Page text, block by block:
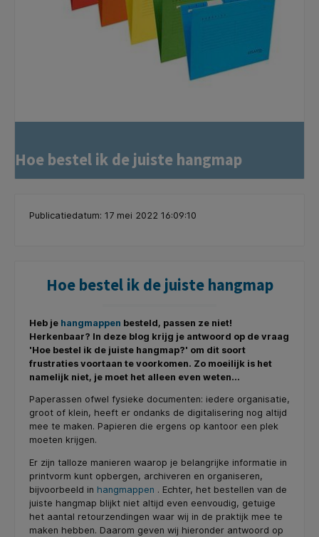
Hoe bestel ik de juiste hangmap
Publicatiedatum: 17 mei 2022 16:09:10
Hoe bestel ik de juiste hangmap
Heb je hangmappen besteld, passen ze niet!
Herkenbaar? In deze blog krijg je antwoord op de vraag
'Hoe bestel ik de juiste hangmap?' om dit soort
frustraties voortaan te voorkomen. Zo moeilijk is het
namelijk niet, je moet het alleen even weten...
Paperassen ofwel fysieke documenten: iedere organisatie,
groot of klein, heeft er ondanks de digitalisering nog altijd
mee te maken. Papieren die ergens op kantoor een plek
moeten krijgen.
Er zijn talloze manieren waarop je belangrijke informatie in
printvorm kunt opbergen, archiveren en organiseren,
bijvoorbeeld in hangmappen . Echter, het bestellen van de
juiste hangmap blijkt niet altijd even eenvoudig, getuige
het aantal retourzendingen waar wij in de praktijk mee te
maken hebben. Daarom geven wij hieronder antwoord op